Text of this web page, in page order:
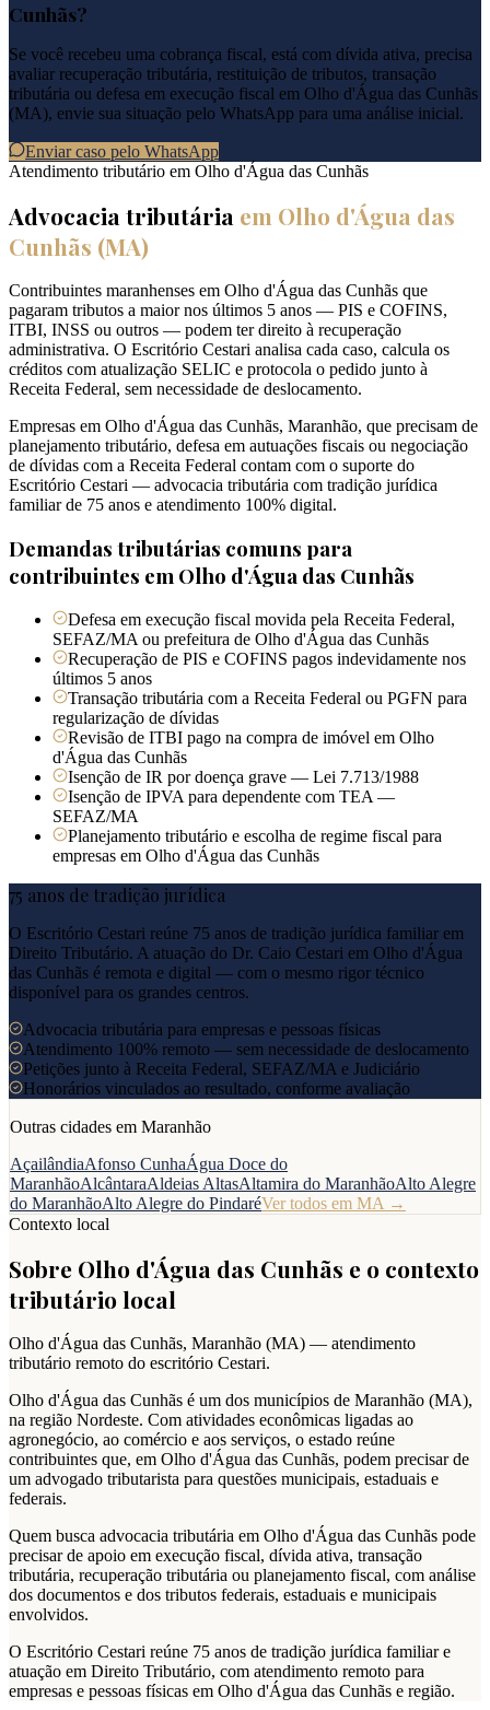
Cunhãs?
Se você recebeu uma cobrança fiscal, está com dívida ativa, precisa
avaliar recuperação tributária, restituição de tributos, transação
tributária ou defesa em execução fiscal em Olho d'Água das Cunhãs
(MA), envie sua situação pelo WhatsApp para uma análise inicial.
Enviar caso pelo WhatsApp
Atendimento tributário em Olho d'Água das Cunhãs
Advocacia tributária em Olho d'Água das
Cunhãs (MA)
Contribuintes maranhenses em Olho d'Água das Cunhãs que
pagaram tributos a maior nos últimos 5 anos — PIS e COFINS,
ITBI, INSS ou outros — podem ter direito à recuperação
administrativa. O Escritório Cestari analisa cada caso, calcula os
créditos com atualização SELIC e protocola o pedido junto à
Receita Federal, sem necessidade de deslocamento.
Empresas em Olho d'Água das Cunhãs, Maranhão, que precisam de
planejamento tributário, defesa em autuações fiscais ou negociação
de dívidas com a Receita Federal contam com o suporte do
Escritório Cestari — advocacia tributária com tradição jurídica
familiar de 75 anos e atendimento 100% digital.
Demandas tributárias comuns para
contribuintes em Olho d'Água das Cunhãs
Defesa em execução fiscal movida pela Receita Federal,
SEFAZ/MA ou prefeitura de Olho d'Água das Cunhãs
Recuperação de PIS e COFINS pagos indevidamente nos
últimos 5 anos
Transação tributária com a Receita Federal ou PGFN para
regularização de dívidas
Revisão de ITBI pago na compra de imóvel em Olho
d'Água das Cunhãs
Isenção de IR por doença grave — Lei 7.713/1988
Isenção de IPVA para dependente com TEA —
SEFAZ/MA
Planejamento tributário e escolha de regime fiscal para
empresas em Olho d'Água das Cunhãs
75 anos de tradição jurídica
O Escritório Cestari reúne 75 anos de tradição jurídica familiar em
Direito Tributário. A atuação do Dr. Caio Cestari em Olho d'Água
das Cunhãs é remota e digital — com o mesmo rigor técnico
disponível para os grandes centros.
Advocacia tributária para empresas e pessoas físicas
Atendimento 100% remoto — sem necessidade de deslocamento
Petições junto à Receita Federal, SEFAZ/MA e Judiciário
Honorários vinculados ao resultado, conforme avaliação
Outras cidades em Maranhão
AçailândiaAfonso CunhaÁgua Doce do
MaranhãoAlcântaraAldeias AltasAltamira do MaranhãoAlto Alegre
do MaranhãoAlto Alegre do PindaréVer todos em MA →
Contexto local
Sobre Olho d'Água das Cunhãs e o contexto
tributário local
Olho d'Água das Cunhãs, Maranhão (MA) — atendimento
tributário remoto do escritório Cestari.
Olho d'Água das Cunhãs é um dos municípios de Maranhão (MA),
na região Nordeste. Com atividades econômicas ligadas ao
agronegócio, ao comércio e aos serviços, o estado reúne
contribuintes que, em Olho d'Água das Cunhãs, podem precisar de
um advogado tributarista para questões municipais, estaduais e
federais.
Quem busca advocacia tributária em Olho d'Água das Cunhãs pode
precisar de apoio em execução fiscal, dívida ativa, transação
tributária, recuperação tributária ou planejamento fiscal, com análise
dos documentos e dos tributos federais, estaduais e municipais
envolvidos.
O Escritório Cestari reúne 75 anos de tradição jurídica familiar e
atuação em Direito Tributário, com atendimento remoto para
empresas e pessoas físicas em Olho d'Água das Cunhãs e região.